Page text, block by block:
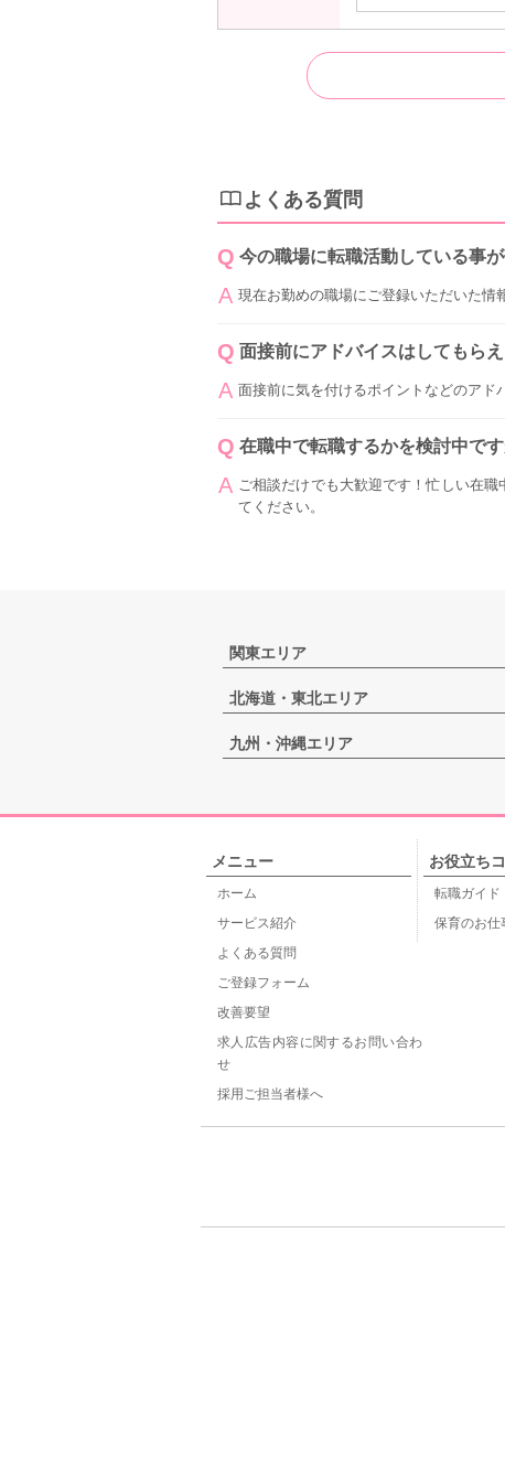
よくある質問
今の職場に転職活動している事
現在お勤めの職場にご登録いただいた情
面接前にアドバイスはしてもら
面接前に気を付けるポイントなどのアド
在職中で転職するかを検討中で
ご相談だけでも大歓迎です！忙しい在
てください。
関東エリア
北海道・東北エリア
九州・沖縄エリア
メニュー
ホーム
サービス紹介
よくある質問
ご登録フォーム
改善要望
求人広告内容に関するお問い合わ
せ
採用ご担当者様へ
お役立ち
転職ガイド
保育のお仕